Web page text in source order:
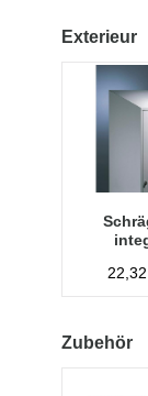
Exterieur
Zubehör